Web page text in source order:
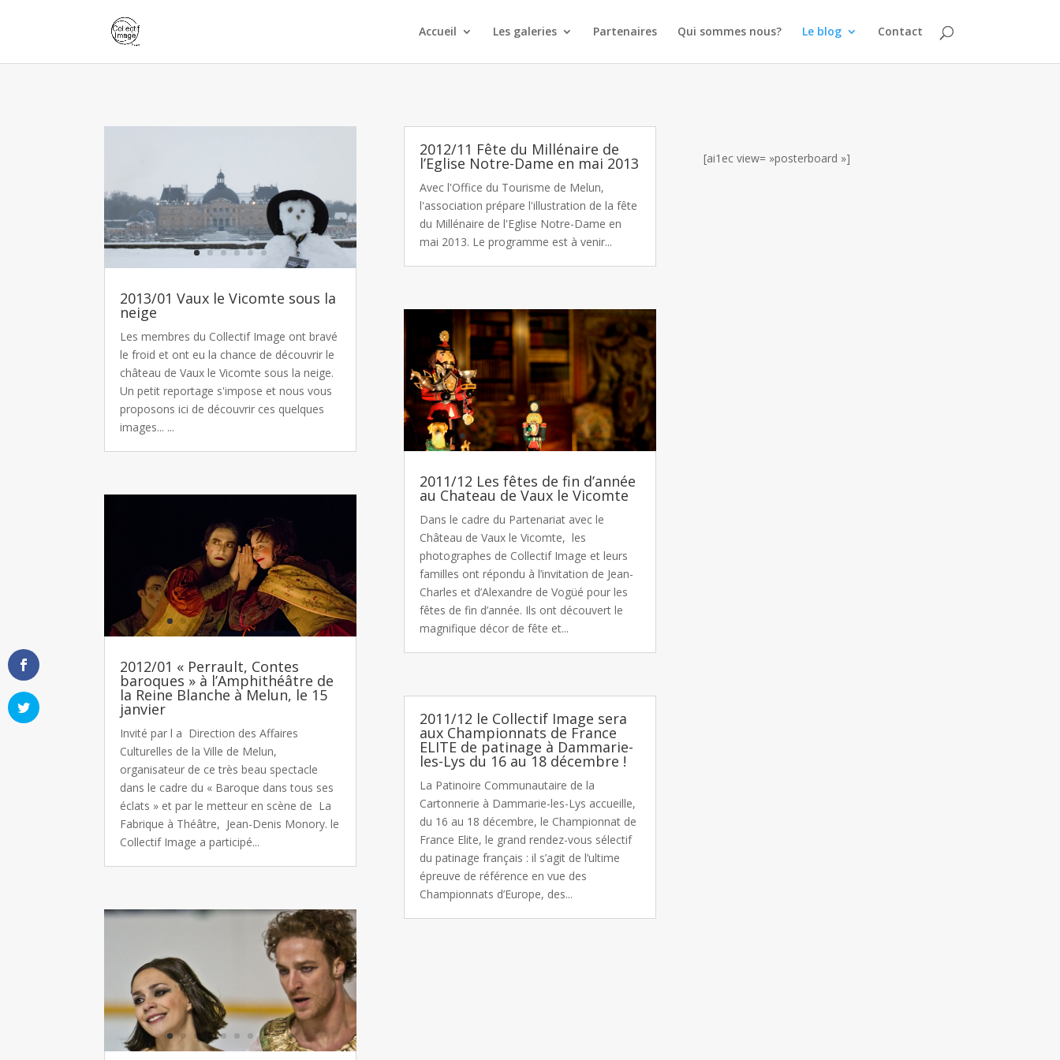
Accueil Les galeries Partenaires Qui sommes nous? Le blog Contact
2013/01 Vaux le Vicomte sous la
neige
Les membres du Collectif Image ont bravé
le froid et ont eu la chance de découvrir le
château de Vaux le Vicomte sous la neige.
Un petit reportage s'impose et nous vous
proposons ici de découvrir ces quelques
images... ...
2012/01 « Perrault, Contes
baroques » à l’Amphithéâtre de
la Reine Blanche à Melun, le 15
janvier
Invité par l a Direction des Affaires
Culturelles de la Ville de Melun,
organisateur de ce très beau spectacle
dans le cadre du « Baroque dans tous ses
éclats » et par le metteur en scène de La
Fabrique à Théâtre, Jean-Denis Monory. le
Collectif Image a participé...
2012/11 Fête du Millénaire de
l’Eglise Notre-Dame en mai 2013
Avec l'Office du Tourisme de Melun,
l'association prépare l'illustration de la fête
du Millénaire de l'Eglise Notre-Dame en
mai 2013. Le programme est à venir...
2011/12 Les fêtes de fin d’année
au Chateau de Vaux le Vicomte
Dans le cadre du Partenariat avec le
Château de Vaux le Vicomte, les
photographes de Collectif Image et leurs
familles ont répondu à l’invitation de Jean-
Charles et d’Alexandre de Vogüé pour les
fêtes de fin d’année. Ils ont découvert le
magnifique décor de fête et...
2011/12 le Collectif Image sera
aux Championnats de France
ELITE de patinage à Dammarie-
les-Lys du 16 au 18 décembre !
La Patinoire Communautaire de la
Cartonnerie à Dammarie-les-Lys accueille,
du 16 au 18 décembre, le Championnat de
France Elite, le grand rendez-vous sélectif
du patinage français : il s’agit de l’ultime
épreuve de référence en vue des
Championnats d’Europe, des...
[ai1ec view= »posterboard »]